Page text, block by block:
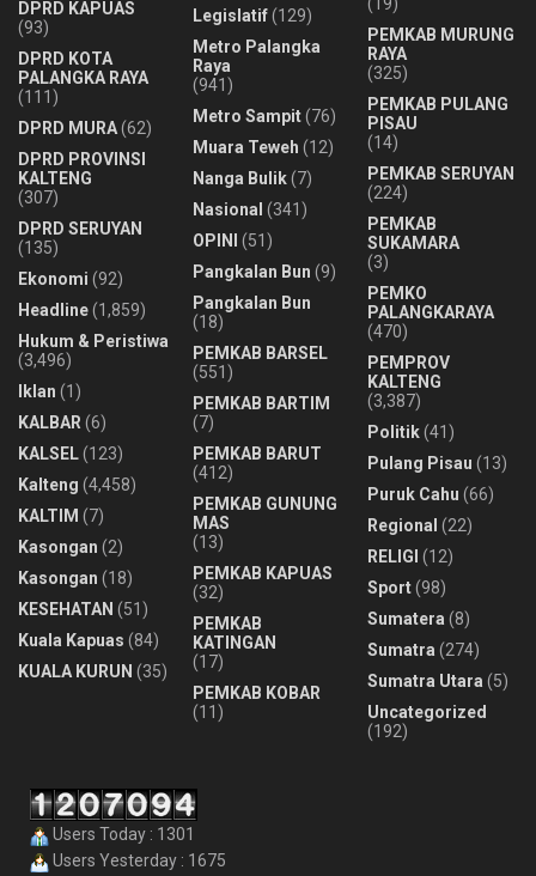
DPRD KAPUAS
(93)
DPRD KOTA
PALANGKA RAYA
(111)
DPRD MURA(62)
DPRD PROVINSI
KALTENG
(307)
DPRD SERUYAN
(135)
Ekonomi (92)
Headline(1,859)
Hukum & Peristiwa
(3,496)
Iklan (1)
KALBAR(6)
KALSEL(123)
Kalteng (4,458)
KALTIM (7)
Kasongan (2)
Kasongan (18)
KESEHATAN (51)
Kuala Kapuas (84)
KUALA KURUN (35)
Legislatif(129)
Metro Palangka
Raya
(941)
Metro Sampit(76)
Muara Teweh (12)
Nanga Bulik(7)
Nasional (341)
OPINI
(51)
Pangkalan Bun (9)
Pangkalan Bun
(18)
PEMKAB BARSEL
(551)
PEMKAB BARTIM
(7)
PEMKAB BARUT
(412)
PEMKAB GUNUNG
MAS
(13)
PEMKAB KAPUAS
(32)
PEMKAB
KATINGAN
(17)
PEMKAB KOBAR
(11)
(19)
PEMKAB MURUNG
RAYA
(325)
PEMKAB PULANG
PISAU
(14)
PEMKAB SERUYAN
(224)
PEMKAB
SUKAMARA
(3)
PEMKO
PALANGKARAYA
(470)
PEMPROV
KALTENG
(3,387)
Politik(41)
Pulang Pisau (13)
Puruk Cahu (66)
Regional (22)
RELIGI (12)
Sport(98)
Sumatera (8)
Sumatra (274)
Sumatra Utara (5)
Uncategorized
(192)
Users Today : 1301
Users Yesterday : 1675